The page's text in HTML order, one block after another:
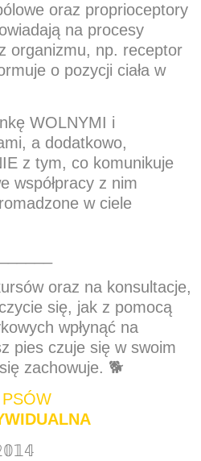
oraz proprioceptory
na procesy
organizmu, np. receptor
o pozycji ciała w
WOLNYMI i
a dodatkowo,
z tym, co komunikuje
współpracy z nim
w ciele
oraz na konsultacje,
się, jak z pomocą
wpłynąć na
pies czuje się w swoim
zachowuje. 🐕